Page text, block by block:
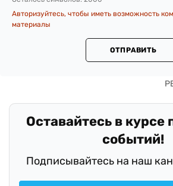
Авторизуйтесь, чтобы иметь возможность
материалы
ОТПРАВИТЬ
Оставайтесь в курсе
событий!
Подписывайтесь на наш